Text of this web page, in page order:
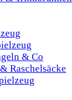
& Co
Raschelsäcke